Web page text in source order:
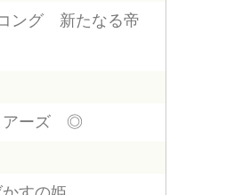
ング 新たなる帝
アーズ ◎